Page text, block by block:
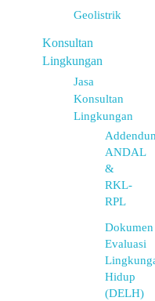
Geolistrik
Konsultan
Lingkungan
Jasa
Konsultan
Lingkungan
ANDAL
&
RKL-
RPL
Dokumen
Evaluasi
Hidup
(DELH)